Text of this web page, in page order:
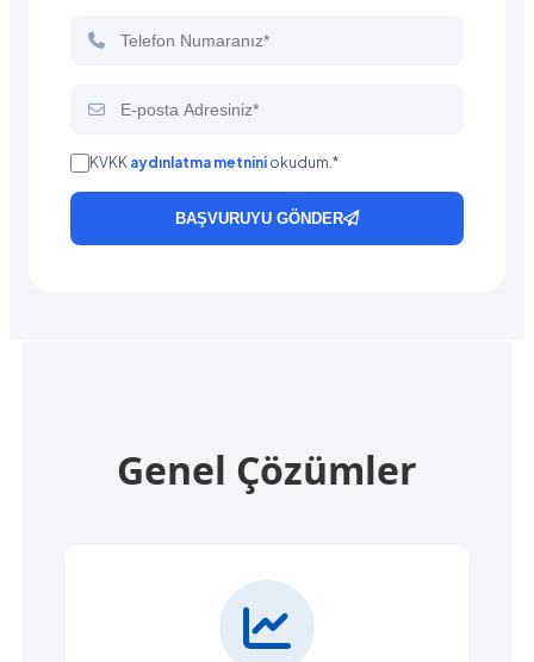
KVKK aydınlatma metnini okudum.*
BAŞVURUYU GÖNDER
Genel Çözümler